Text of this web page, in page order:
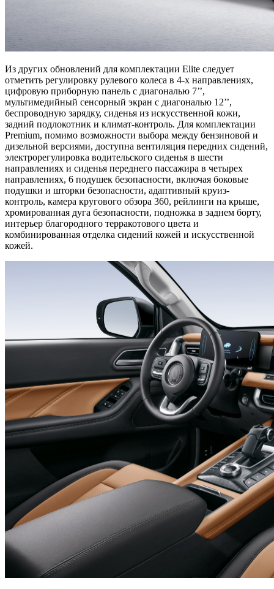
Из других обновлений для комплектации Elite следует
отметить регулировку рулевого колеса в 4-х направлениях,
цифровую приборную панель с диагональю 7’’,
мультимедийный сенсорный экран с диагональю 12’’,
беспроводную зарядку, сиденья из искусственной кожи,
задний подлокотник и климат-контроль. Для комплектации
Premium, помимо возможности выбора между бензиновой и
дизельной версиями, доступна вентиляция передних сидений,
электрорегулировка водительского сиденья в шести
направлениях и сиденья переднего пассажира в четырех
направлениях, 6 подушек безопасности, включая боковые
подушки и шторки безопасности, адаптивный круиз-
контроль, камера кругового обзора 360, рейлинги на крыше,
хромированная дуга безопасности, подножка в заднем борту,
интерьер благородного терракотового цвета и
комбинированная отделка сидений кожей и искусственной
кожей.